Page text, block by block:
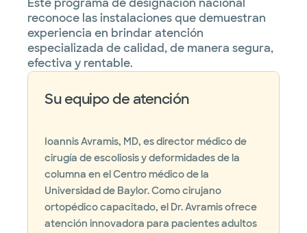
Este programa de designación nacional
reconoce las instalaciones que demuestran
experiencia en brindar atención
especializada de calidad, de manera segura,
efectiva y rentable.
Su equipo de atención
Ioannis Avramis, MD, es director médico de
cirugía de escoliosis y deformidades de la
columna en el Centro médico de la
Universidad de Baylor. Como cirujano
ortopédico capacitado, el Dr. Avramis ofrece
atención innovadora para pacientes adultos